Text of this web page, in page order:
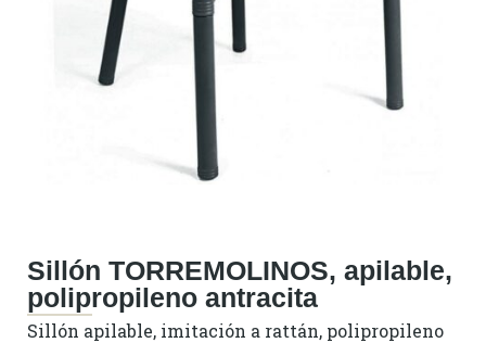
Sillón TORREMOLINOS, apilable,
polipropileno antracita
Sillón apilable, imitación a rattán, polipropileno